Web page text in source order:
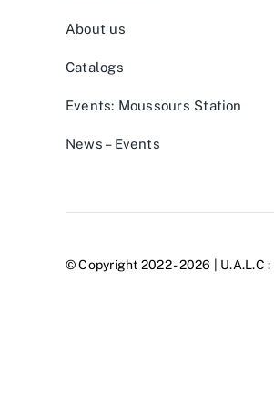
About us
Catalogs
Events: Moussours Station
News – Events
© Copyright 2022 - 2026 | U.A.L.C :